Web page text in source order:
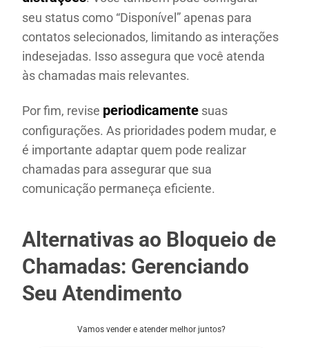
seu status como “Disponível” apenas para
contatos selecionados, limitando as interações
indesejadas. Isso assegura que você atenda
às chamadas mais relevantes.
Por fim, revise periodicamente suas
configurações. As prioridades podem mudar, e
é importante adaptar quem pode realizar
chamadas para assegurar que sua
comunicação permaneça eficiente.
Alternativas ao Bloqueio de
Chamadas: Gerenciando
Seu Atendimento
Vamos vender e atender melhor juntos?